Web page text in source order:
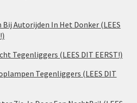
Bij Autorijden In Het Donker (LEES
Tegenliggers (LEES DIT EERST!)
Tegenliggers (LEES DIT